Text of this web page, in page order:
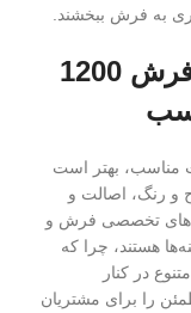
به فرش ببخشند.
بهترین مکان‌ها برای خرید فرش 1200
و قیمت مناسب، بهتر است
و رنگ، اصالت و
تخصصی فرش و
هستند، چرا که
در کنار
را برای مشتریان